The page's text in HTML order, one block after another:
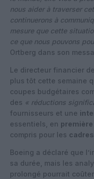
nous aider à traverser
continuerons à
mesure que cette
ce que nous pouvons
Ortberg dans son
Le directeur financier
plus tôt cette semaine
coupes budgétaires
des « réductions
fournisseurs et une
essentiels, en
compris pour les
Boeing a déclaré que
sa durée, mais les
prolongé pourrait